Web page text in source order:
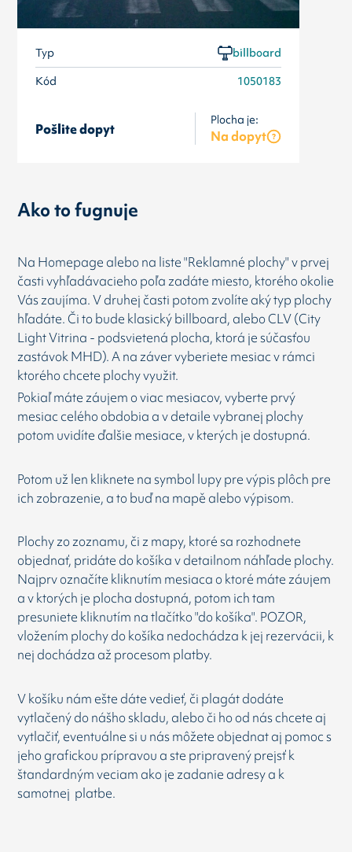
Typ
billboard
Kód
1050183
Pošlite dopyt
Plocha je:
Na dopyt
Ako to fugnuje
Na Homepage alebo na liste "Reklamné plochy" v prvej
časti vyhľadávacieho poľa zadáte miesto, ktorého okolie
Vás zaujíma. V druhej časti potom zvolíte aký typ plochy
hľadáte. Či to bude klasický billboard, alebo CLV (City
Light Vitrina - podsvietená plocha, ktorá je súčasťou
zastávok MHD). A na záver vyberiete mesiac v rámci
ktorého chcete plochy využit.
Pokiaľ máte záujem o viac mesiacov, vyberte prvý
mesiac celého obdobia a v detaile vybranej plochy
potom uvidíte ďalšie mesiace, v kterých je dostupná.
Potom už len kliknete na symbol lupy pre výpis plôch pre
ich zobrazenie, a to buď na mapě alebo výpisom.
Plochy zo zoznamu, či z mapy, ktoré sa rozhodnete
objednať, pridáte do košíka v detailnom náhľade plochy.
Najprv označíte kliknutím mesiaca o ktoré máte záujem
a v ktorých je plocha dostupná, potom ich tam
presuniete kliknutím na tlačítko "do košíka". POZOR,
vložením plochy do košíka nedochádza k jej rezervácii, k
nej dochádza až procesom platby.
V košíku nám ešte dáte vedieť, či plagát dodáte
vytlačený do nášho skladu, alebo či ho od nás chcete aj
vytlačiť, eventuálne si u nás môžete objednat aj pomoc s
jeho grafickou prípravou a ste pripravený prejsť k
štandardným veciam ako je zadanie adresy a k
samotnej platbe.